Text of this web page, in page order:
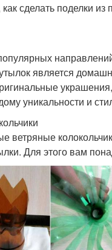
сделать поделки из
является
уникальности и
ветряные
Для этого вам